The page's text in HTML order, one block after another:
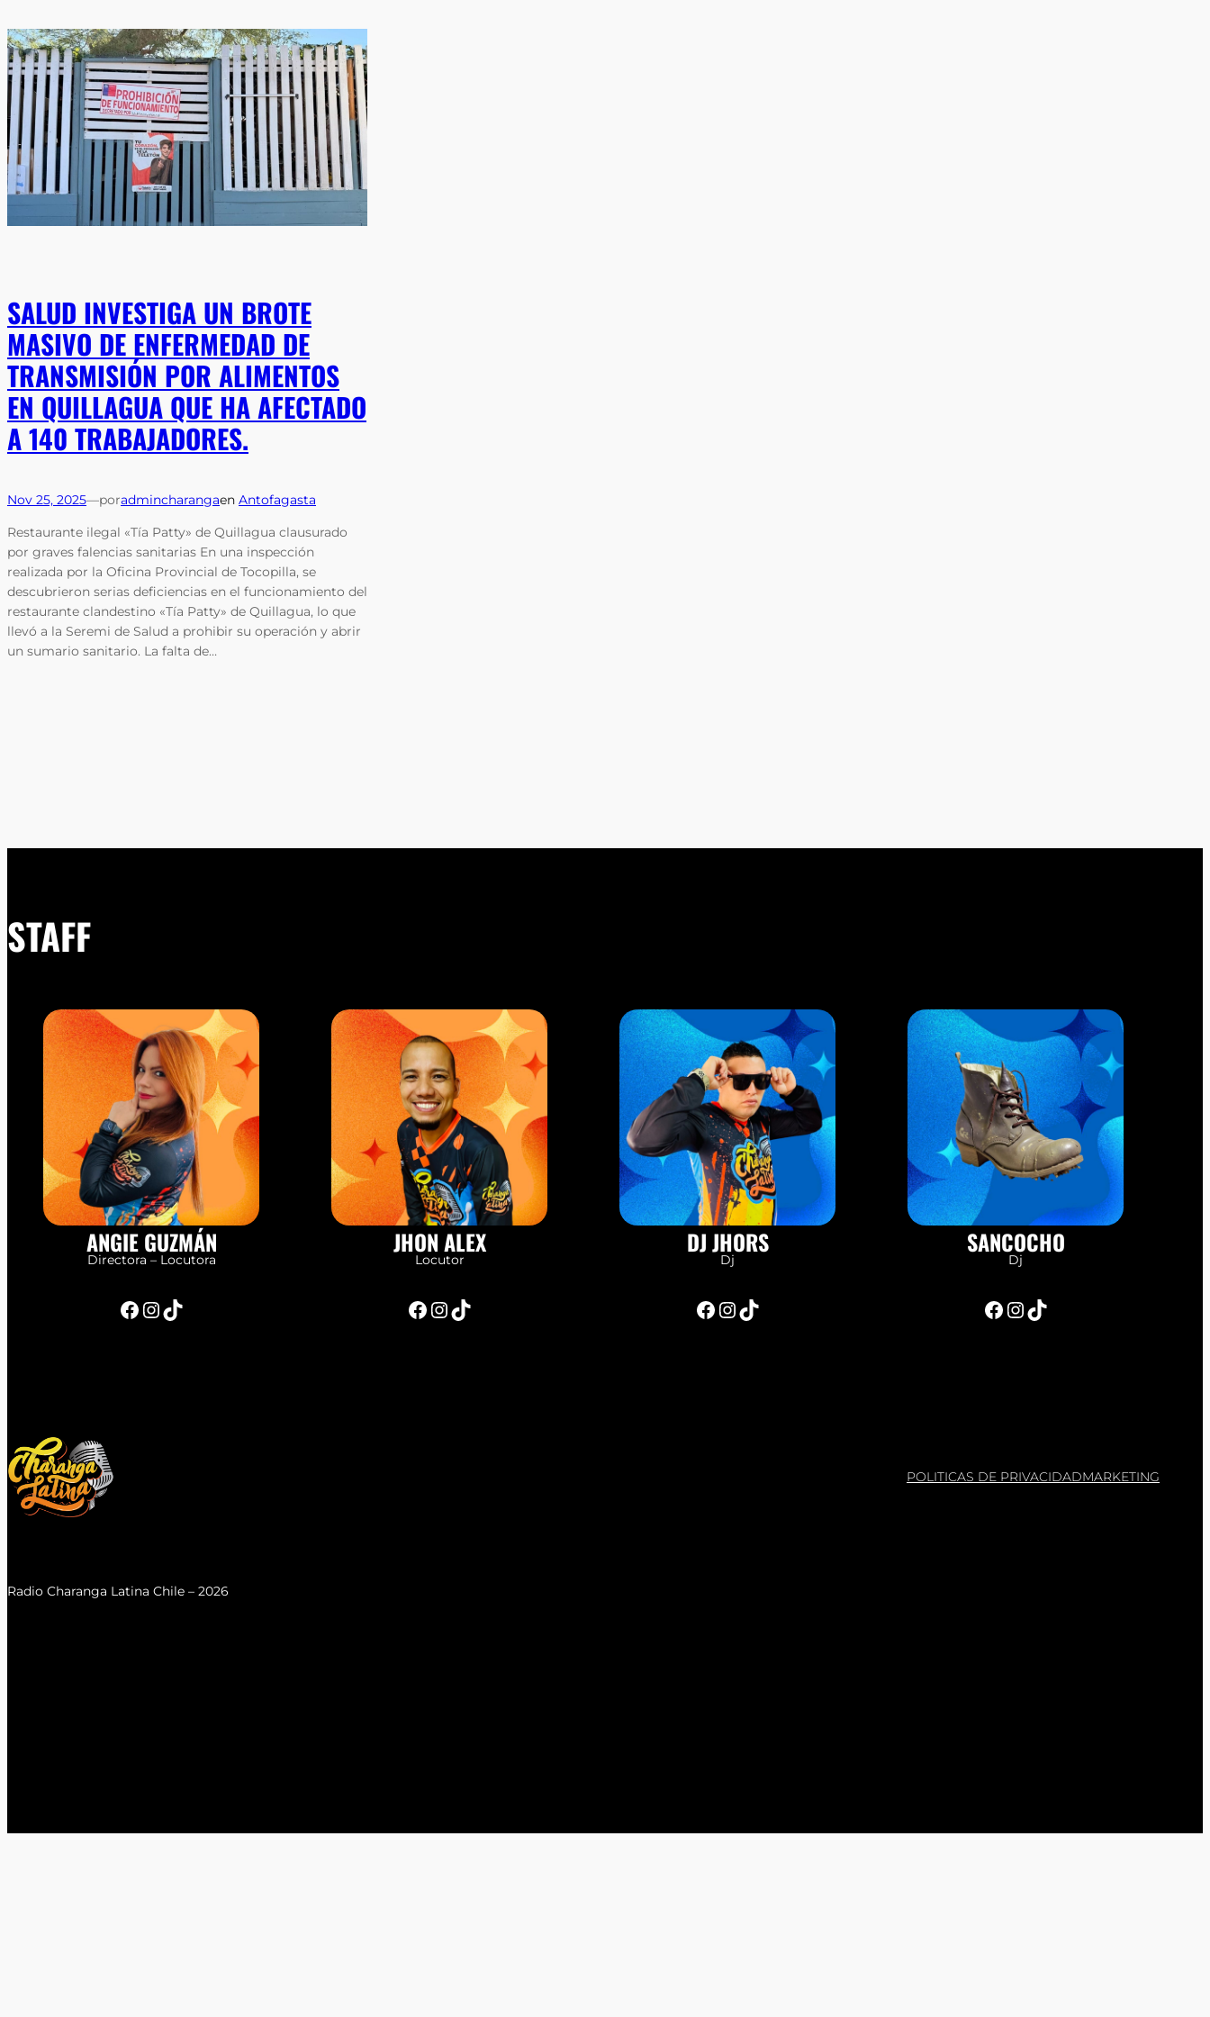
SALUD INVESTIGA UN BROTE
MASIVO DE ENFERMEDAD DE
TRANSMISIÓN POR ALIMENTOS
EN QUILLAGUA QUE HA AFECTADO
A 140 TRABAJADORES.
Nov 25, 2025—poradmincharangaen Antofagasta
Restaurante ilegal «Tía Patty» de Quillagua clausurado
por graves falencias sanitarias En una inspección
realizada por la Oficina Provincial de Tocopilla, se
descubrieron serias deficiencias en el funcionamiento del
restaurante clandestino «Tía Patty» de Quillagua, lo que
llevó a la Seremi de Salud a prohibir su operación y abrir
un sumario sanitario. La falta de…
STAFF
ANGIE GUZMÁN
Directora – Locutora
Facebook InstagramTikTok
JHON ALEX
Locutor
Facebook InstagramTikTok
DJ JHORS
Dj
Facebook InstagramTikTok
SANCOCHO
Dj
Facebook InstagramTikTok
POLITICAS DE PRIVACIDADMARKETING
Radio Charanga Latina Chile – 2026